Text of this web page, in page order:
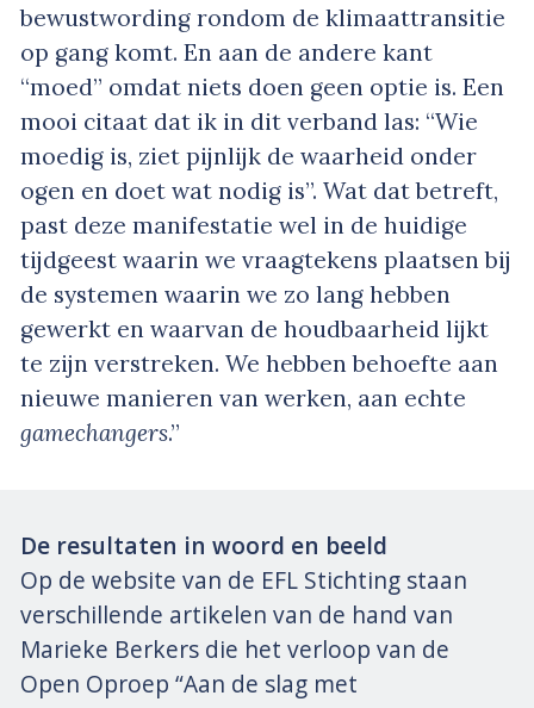
bewustwording rondom de klimaattransitie
op gang komt. En aan de andere kant
“moed” omdat niets doen geen optie is. Een
mooi citaat dat ik in dit verband las: “Wie
moedig is, ziet pijnlijk de waarheid onder
ogen en doet wat nodig is”. Wat dat betreft,
past deze manifestatie wel in de huidige
tijdgeest waarin we vraagtekens plaatsen bij
de systemen waarin we zo lang hebben
gewerkt en waarvan de houdbaarheid lijkt
te zijn verstreken. We hebben behoefte aan
nieuwe manieren van werken, aan echte
gamechangers.”
De resultaten in woord en beeld
Op de website van de EFL Stichting staan
verschillende artikelen van de hand van
Marieke Berkers die het verloop van de
Open Oproep “Aan de slag met